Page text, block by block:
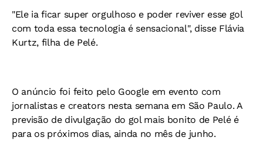
"Ele ia ficar super orgulhoso e poder reviver esse gol
com toda essa tecnologia é sensacional", disse Flávia
Kurtz, filha de Pelé.
O anúncio foi feito pelo Google em evento com
jornalistas e creators nesta semana em São Paulo. A
previsão de divulgação do gol mais bonito de Pelé é
para os próximos dias, ainda no mês de junho.